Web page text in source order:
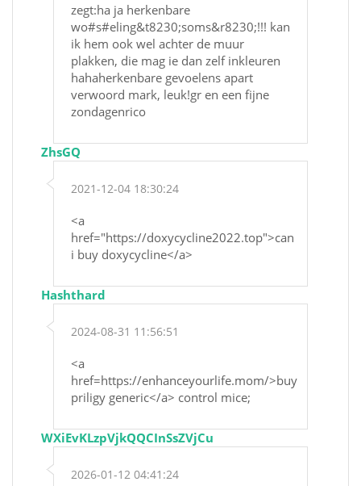
zegt:ha ja herkenbare
wo#s#eling&t8230;soms&r8230;!!! kan
ik hem ook wel achter de muur
plakken, die mag ie dan zelf inkleuren
hahaherkenbare gevoelens apart
verwoord mark, leuk!gr en een fijne
zondagenrico
ZhsGQ
2021-12-04 18:30:24
<a
href="https://doxycycline2022.top">can
i buy doxycycline</a>
Hashthard
2024-08-31 11:56:51
<a
href=https://enhanceyourlife.mom/>buy
priligy generic</a> control mice;
WXiEvKLzpVjkQQCInSsZVjCu
2026-01-12 04:41:24